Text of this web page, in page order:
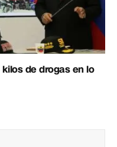
de drogas en lo